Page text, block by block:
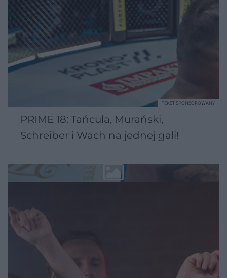
PRIME 18: Tańcula, Murański,
Schreiber i Wach na jednej gali!
TEKST SPONSOROWANY